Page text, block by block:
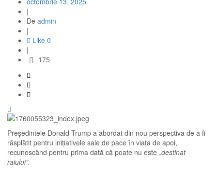
|
De admin
|
Like 0
|
175
Președintele Donald Trump a abordat din nou perspectiva de a fi
răsplătit pentru inițiativele sale de pace în viața de apoi,
recunoscând pentru prima dată că poate nu este „destinat
raiului”.